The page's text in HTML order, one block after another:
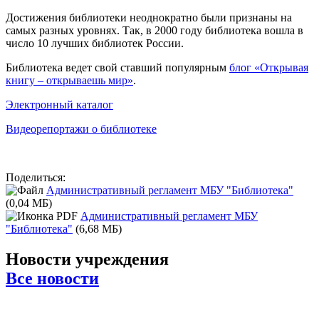
Достижения библиотеки неоднократно были признаны на
самых разных уровнях. Так, в 2000 году библиотека вошла в
число 10 лучших библиотек России.
Библиотека ведет свой ставший популярным блог «Открывая
книгу – открываешь мир».
Электронный каталог
Видеорепортажи о библиотеке
Поделиться:
Административный регламент МБУ "Библиотека"
(0,04 МБ)
Административный регламент МБУ
"Библиотека" (6,68 МБ)
Новости учреждения
Все новости